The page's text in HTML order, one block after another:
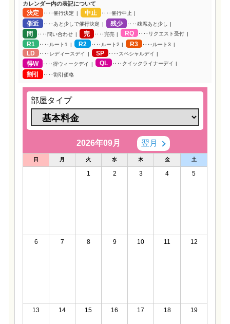
カレンダー内の表記について
決定 ‥‥催行決定 中止 ‥‥催行中止
催近 ‥‥あと少しで催行決定 残少 ‥‥残席あと少し
問 ‥‥問い合わせ 完 ‥‥完売 RQ ‥‥リクエスト受付
R1 ‥‥ルート1 R2 ‥‥ルート2 R3 ‥‥ルート3
LD ‥‥レディースデイ SP ‥‥スペシャルデイ
得W ‥‥得ウィークデイ QL ‥‥クイックライナーデイ
割引 ‥‥割引価格